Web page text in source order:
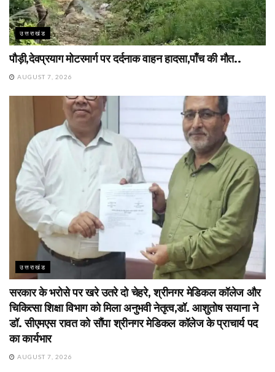
उत्तराखंड
पौड़ी,देवप्रयाग मोटरमार्ग पर दर्दनाक वाहन हादसा,पाँच की मौत..
AUGUST 7, 2026
उत्तराखंड
सरकार के भरोसे पर खरे उतरे दो चेहरे, श्रीनगर मेडिकल कॉलेज और
चिकित्सा शिक्षा विभाग को मिला अनुभवी नेतृत्व,डॉ. आशुतोष सयाना ने
डॉ. सीएमएस रावत को सौंपा श्रीनगर मेडिकल कॉलेज के प्राचार्य पद
का कार्यभार
AUGUST 7, 2026